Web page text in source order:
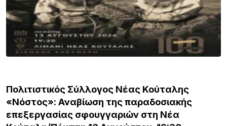
Πολιτιστικός Σύλλογος Νέας Κούταλης
«Νόστος»: Αναβίωση της παραδοσιακής
επεξεργασίας σφουγγαριών στη Νέα